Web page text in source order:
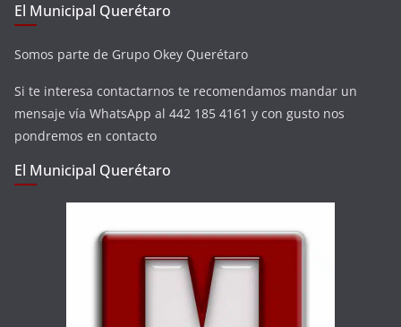
El Municipal Querétaro
Somos parte de Grupo Okey Querétaro
Si te interesa contactarnos te recomendamos mandar un
mensaje vía WhatsApp al 442 185 4161 y con gusto nos
pondremos en contacto
El Municipal Querétaro